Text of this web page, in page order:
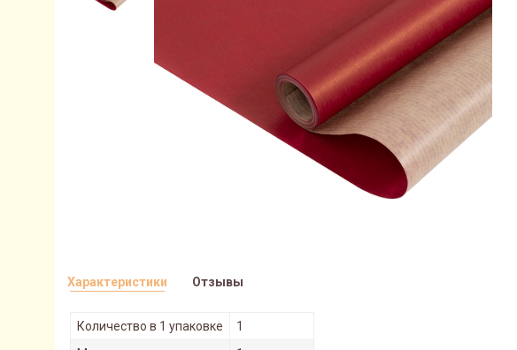
Характеристики
Количество в 1 упаковке
1
Отзывы